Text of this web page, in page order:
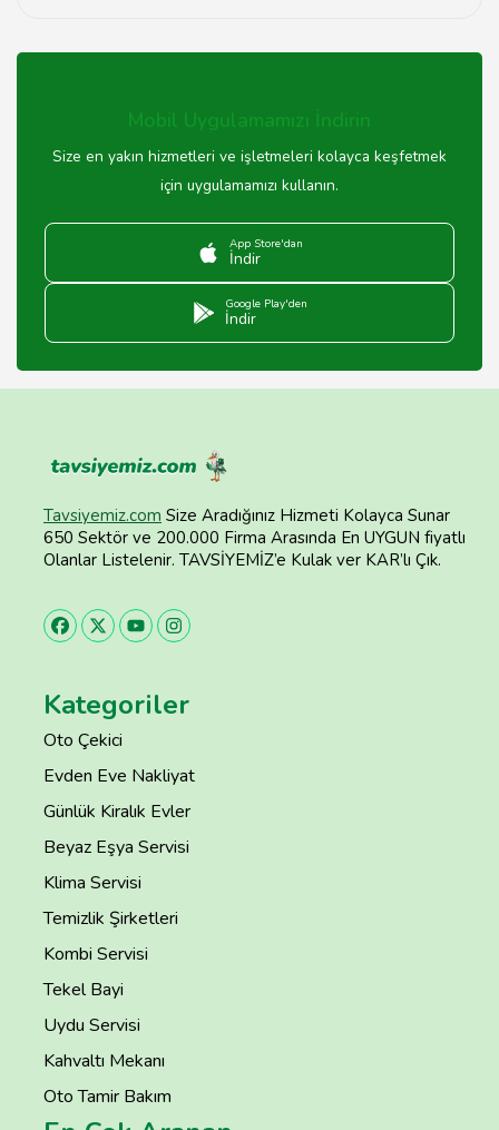
garanti süresi sunmaktadır. Bu süre, hizmet türüne göre
Mobil Uygulamamızı İndirin
Size en yakın hizmetleri ve işletmeleri kolayca keşfetmek
için uygulamamızı kullanın.
App Store'dan
İndir
Google Play'den
İndir
Tavsiyemiz.com Size Aradığınız Hizmeti Kolayca Sunar
650 Sektör ve 200.000 Firma Arasında En UYGUN fiyatlı
Olanlar Listelenir. TAVSİYEMİZ’e Kulak ver KAR’lı Çık.
Kategoriler
Oto Çekici
Evden Eve Nakliyat
Günlük Kiralık Evler
Beyaz Eşya Servisi
Klima Servisi
Temizlik Şirketleri
Kombi Servisi
Tekel Bayi
Uydu Servisi
Kahvaltı Mekanı
Oto Tamir Bakım